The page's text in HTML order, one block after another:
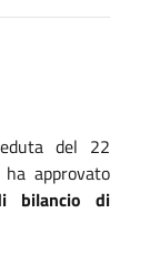
del 22
approvato
bilancio di